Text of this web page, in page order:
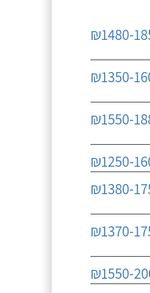
₪1480-
₪1350-
₪1550-
₪1250-
₪1380-
₪1370-
₪1550-